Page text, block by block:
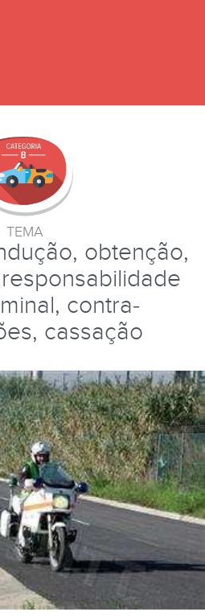
TEMA
obtenção,
contra-
cassação